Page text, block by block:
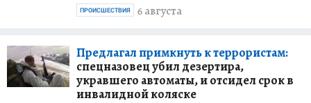
6 августа
ПРОИСШЕСТВИЯ
Предлагал примкнуть к террористам:
спецназовец убил дезертира,
укравшего автоматы, и отсидел срок в
инвалидной коляске